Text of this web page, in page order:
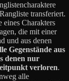
transferiert.
eines Charakters
die mit einer
und aus denen
Gegenstände aus
denen nur
verloren.
alle